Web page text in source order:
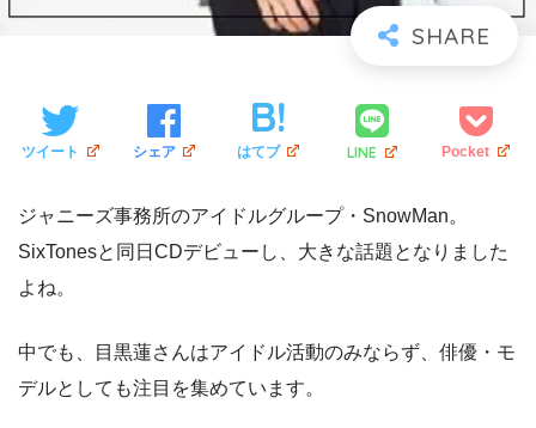
ツイート シェア はてブ LINE Pocket
ジャニーズ事務所のアイドルグループ・SnowMan。
SixTonesと同日CDデビューし、大きな話題となりました
よね。
中でも、目黒蓮さんはアイドル活動のみならず、俳優・モ
デルとしても注目を集めています。